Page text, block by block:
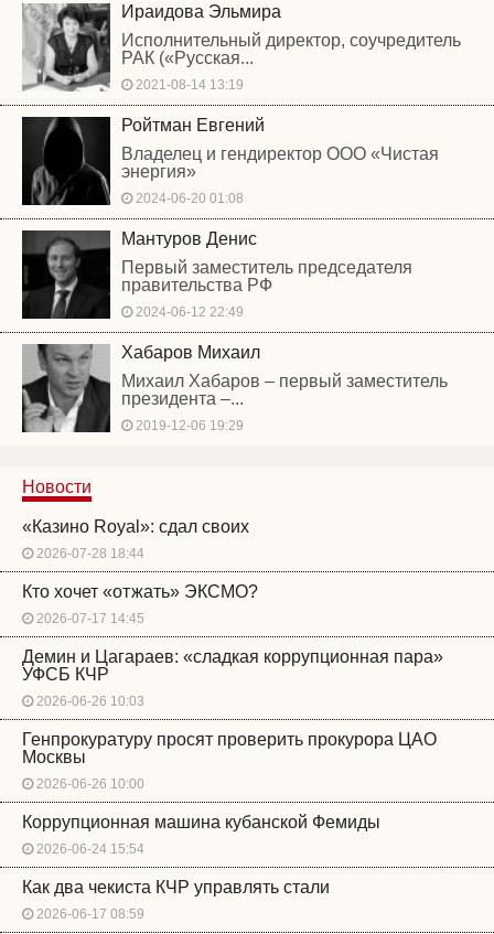
Ираидова Эльмира
Исполнительный директор, соучредитель
РАК («Русская...
2021-08-14 13:19
Ройтман Евгений
Владелец и гендиректор ООО «Чистая
энергия»
2024-06-20 01:08
Мантуров Денис
Первый заместитель председателя
правительства РФ
2024-06-12 22:49
Хабаров Михаил
Михаил Хабаров – первый заместитель
президента –...
2019-12-06 19:29
Новости
«Казино Royal»: сдал своих
2026-07-28 18:44
Кто хочет «отжать» ЭКСМО?
2026-07-17 14:45
Демин и Цагараев: «сладкая коррупционная пара»
УФСБ КЧР
2026-06-26 10:03
Генпрокуратуру просят проверить прокурора ЦАО
Москвы
2026-06-26 10:00
Коррупционная машина кубанской Фемиды
2026-06-24 15:54
Как два чекиста КЧР управлять стали
2026-06-17 08:59